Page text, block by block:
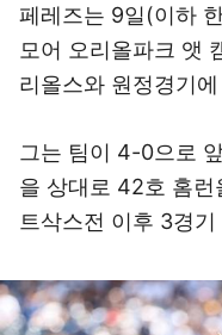
페레즈는 9일(이하
모어 오리올파크 앳
리올스와 원정경기
그는 팀이 4-0으로
을 상대로 42호 홈런
트삭스전 이후 3경